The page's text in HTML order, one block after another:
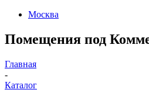
Москва
Помещения под
Главная
-
Каталог